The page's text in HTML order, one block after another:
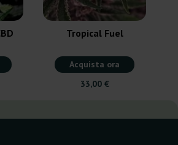
Tropical Fuel
Acquista ora
33,00 €